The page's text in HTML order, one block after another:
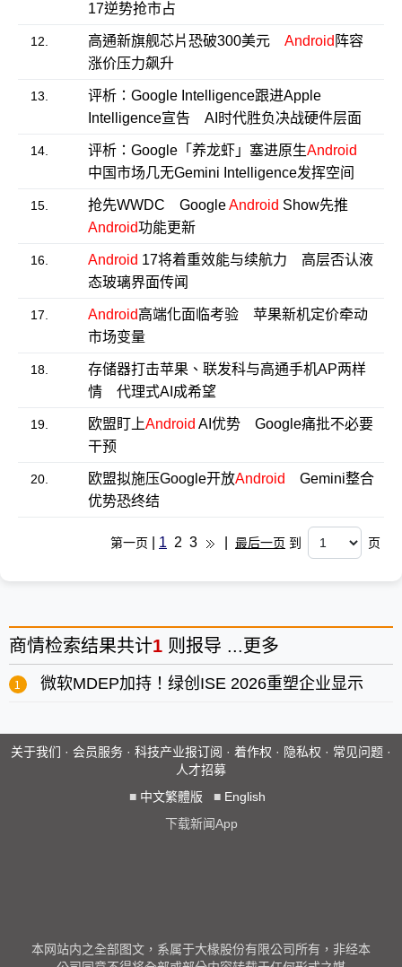
17逆势抢市占
12. 高通新旗舰芯片恐破300美元 Android 阵容
涨价压力飙升
13.
评析：Google Intelligence跟进Apple
Intelligence宣告 AI时代胜负决战硬件层面
14. 评析：Google「养龙虾」塞进原生Android
中国市场几无Gemini Intelligence发挥空间
15. 抢先WWDC GoogleAndroid Show先推
Android功能更新
16. Android 17将着重效能与续航力 高层否认液
态玻璃界面传闻
17. Android高端化面临考验 苹果新机定价牵动
市场变量
18.
存储器打击苹果、联发科与高通手机AP两样
情 代理式AI成希望
19. 欧盟盯上Android AI优势 Google痛批不必要
干预
20. 欧盟拟施压Google开放Android
Gemini整合
优势恐终结
第一页 1 2 3 最后一页 到 页
商情检索结果共计1 则报导 ... 更多
微软MDEP加持！绿创ISE 2026重塑企业显示
关于我们 · 会员服务 · 科技产业报订阅 · 着作权 · 隐私权 · 常见问题 ·
人才招募
■ 中文繁體版 ■ English
下载新闻App
本网站内之全部图文，系属于大椽股份有限公司所有，非经本